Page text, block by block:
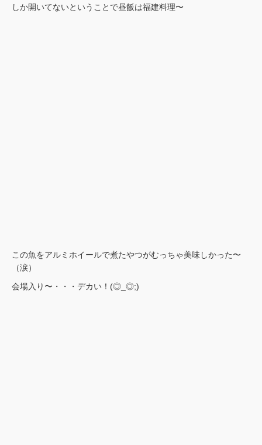
しか開いてないということで昼飯は福建料理〜
この魚をアルミホイールで煮たやつがむっちゃ美味しかった〜
（涙）
会場入り〜・・・デカい！(◎_◎;)